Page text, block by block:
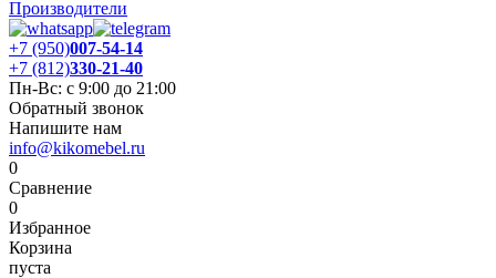
Производители
+7 (950)007-54-14
+7 (812)330-21-40
Пн-Вс: с 9:00 до 21:00
Обратный звонок
Напишите нам
info@kikomebel.ru
0
Сравнение
0
Избранное
Корзина
пуста